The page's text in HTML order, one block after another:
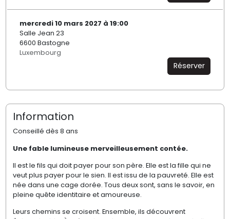
mercredi 10 mars 2027 à 19:00
Salle Jean 23
6600 Bastogne
Luxembourg
Réserver
Information
Conseillé dès 8 ans
Une fable lumineuse merveilleusement contée.
Il est le fils qui doit payer pour son père. Elle est la fille qui ne
veut plus payer pour le sien. Il est issu de la pauvreté. Elle est
née dans une cage dorée. Tous deux sont, sans le savoir, en
pleine quête identitaire et amoureuse.
Leurs chemins se croisent. Ensemble, ils découvrent